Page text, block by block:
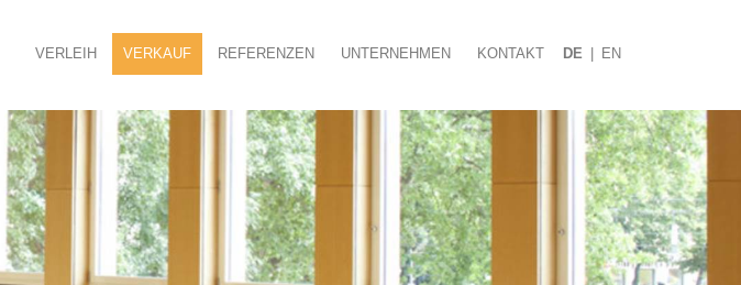
VERLEIH VERKAUF REFERENZEN UNTERNEHMEN KONTAKT DE EN